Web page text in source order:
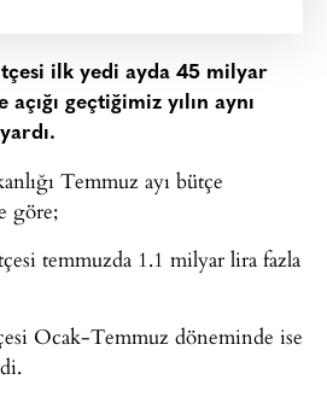
ilk yedi ayda 45 milyar
geçtiğimiz yılın aynı
Temmuz ayı bütçe
göre;
temmuzda 1.1 milyar lira fazla
Ocak-Temmuz döneminde ise